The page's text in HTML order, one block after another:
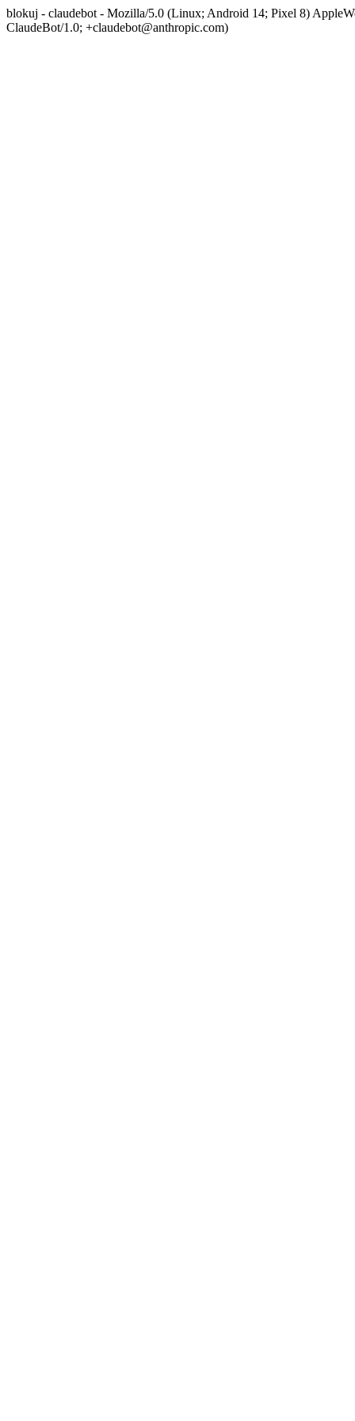
blokuj - claudebot - Mozilla/5.0 (Linux; Android 14; Pixel 8)
ClaudeBot/1.0; +claudebot@anthropic.com)